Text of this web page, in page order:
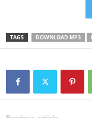
TAGS DOWNLOAD MP3